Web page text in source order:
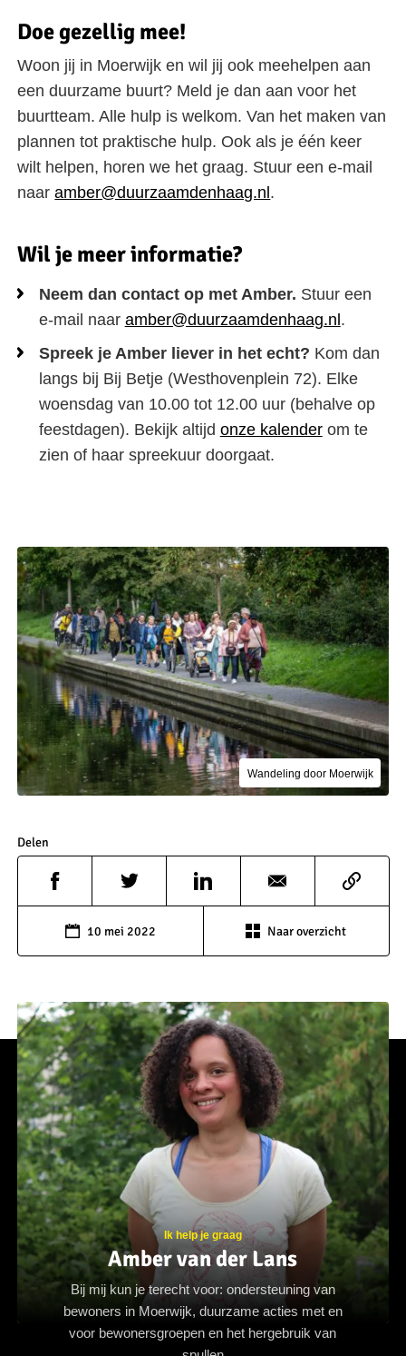
Doe gezellig mee!
Woon jij in Moerwijk en wil jij ook meehelpen aan
een duurzame buurt? Meld je dan aan voor het
buurtteam. Alle hulp is welkom. Van het maken van
plannen tot praktische hulp. Ook als je één keer
wilt helpen, horen we het graag. Stuur een e-mail
naaramber@duurzaamdenhaag.nl.
Wil je meer informatie?
Neem dan contact op met Amber. Stuur een
e-mail naar amber@duurzaamdenhaag.nl .
Spreek je Amber liever in het echt? Kom dan
langs bij Bij Betje (Westhovenplein 72). Elke
woensdag van 10.00 tot 12.00 uur (behalve op
feestdagen). Bekijk altijd onze kalenderom te
zien of haar spreekuur doorgaat.
Wandeling door Moerwijk
Delen
10 mei 2022 Naar overzicht
Ik help je graag
Amber van der Lans
Bij mij kun je terecht voor: ondersteuning van
bewoners in Moerwijk, duurzame acties met en
voor bewonersgroepen en het hergebruik van